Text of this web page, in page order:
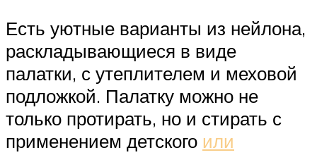
Есть уютные варианты из нейлона,
раскладывающиеся в виде
палатки, с утеплителем и меховой
подложкой. Палатку можно не
только протирать, но и стирать с
применением детского или